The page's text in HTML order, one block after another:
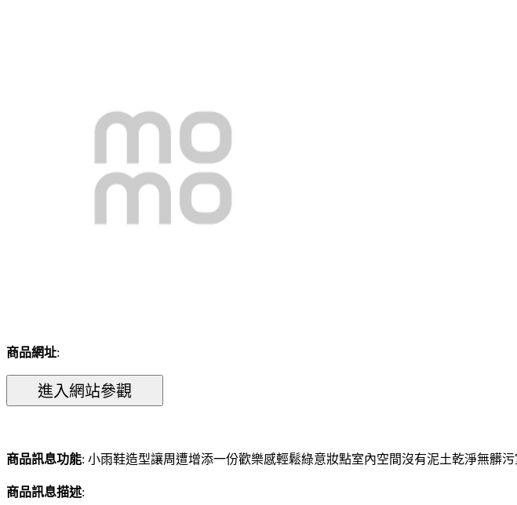
商品網址:
商品訊息功能: 小雨鞋造型讓周遭增添一份歡樂感輕鬆綠意妝點室內空間沒有泥土乾淨無髒
商品訊息描述: